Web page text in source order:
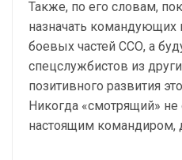
Также, по его словам,
назначать командующих
боевых частей ССО, а
спецслужбистов из
позитивного развития
Никогда «смотрящий» не
настоящим командиром,